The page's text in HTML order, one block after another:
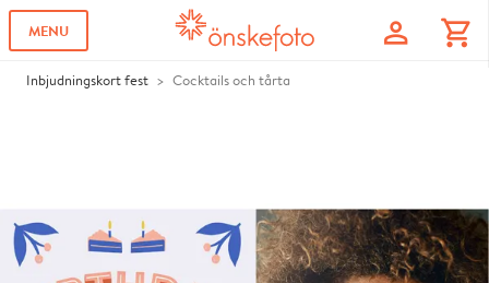
MENU profile shopping_cart
Inbjudningskort fest Cocktails och tårta